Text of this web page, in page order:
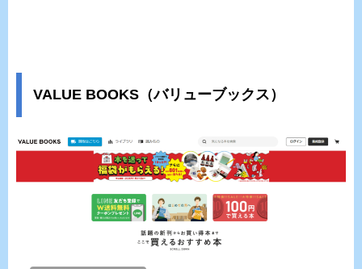
VALUE BOOKS（バリューブックス）